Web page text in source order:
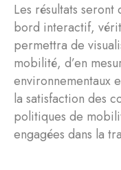
Les résultats seront
bord interactif,
permettra de
mobilité, d’en
environnementaux
la satisfaction des
politiques de
engagées dans la